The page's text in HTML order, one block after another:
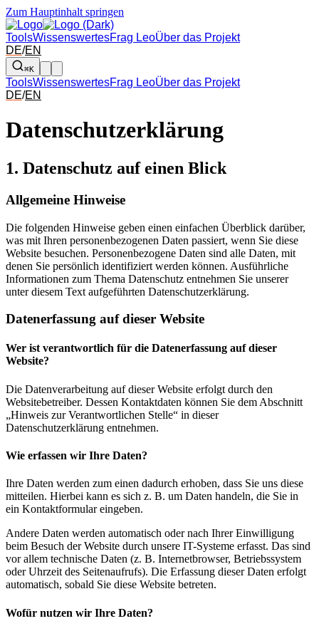
Zum Hauptinhalt springen
ToolsWissenswertesFrag LeoÜber das Projekt
DE/EN
⌘K
ToolsWissenswertesFrag LeoÜber das Projekt
DE/EN
Datenschutz­erklärung
1. Datenschutz auf einen Blick
Allgemeine Hinweise
Die folgenden Hinweise geben einen einfachen Überblick darüber,
was mit Ihren personenbezogenen Daten passiert, wenn Sie diese
Website besuchen. Personenbezogene Daten sind alle Daten, mit
denen Sie persönlich identifiziert werden können. Ausführliche
Informationen zum Thema Datenschutz entnehmen Sie unserer
unter diesem Text aufgeführten Datenschutzerklärung.
Datenerfassung auf dieser Website
Wer ist verantwortlich für die Datenerfassung auf dieser
Website?
Die Datenverarbeitung auf dieser Website erfolgt durch den
Websitebetreiber. Dessen Kontaktdaten können Sie dem Abschnitt
„Hinweis zur Verantwortlichen Stelle“ in dieser
Datenschutzerklärung entnehmen.
Wie erfassen wir Ihre Daten?
Ihre Daten werden zum einen dadurch erhoben, dass Sie uns diese
mitteilen. Hierbei kann es sich z. B. um Daten handeln, die Sie in
ein Kontaktformular eingeben.
Andere Daten werden automatisch oder nach Ihrer Einwilligung
beim Besuch der Website durch unsere IT-Systeme erfasst. Das sind
vor allem technische Daten (z. B. Internetbrowser, Betriebssystem
oder Uhrzeit des Seitenaufrufs). Die Erfassung dieser Daten erfolgt
automatisch, sobald Sie diese Website betreten.
Wofür nutzen wir Ihre Daten?